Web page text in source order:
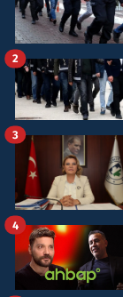
2
3
4